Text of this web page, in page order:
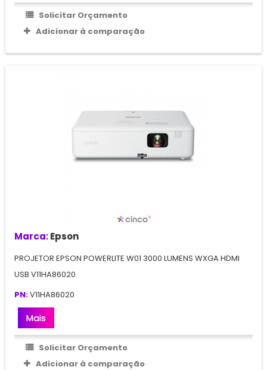
Solicitar Orçamento
Adicionar à comparação
Marca:Epson
PROJETOR EPSON POWERLITE W01 3000 LUMENS WXGA HDMI
USB V11HA86020
PN:V11HA86020
Mais
Solicitar Orçamento
Adicionar à comparação